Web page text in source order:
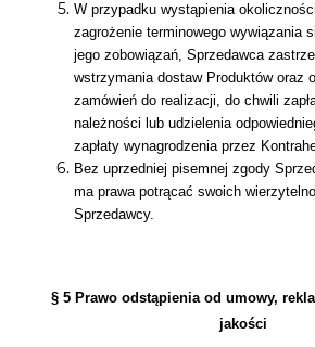
W przypadku wystąpienia
zagrożenie terminowego wywiązania
jego zobowiązań, Sprzedawca
wstrzymania dostaw Produktów oraz
zamówień do realizacji, do chwili
należności lub udzielenia
zapłaty wynagrodzenia przez
Bez uprzedniej pisemnej zgody
ma prawa potrącać swoich
Sprzedawcy.
§ 5 Prawo odstąpienia od umowy,
jakości